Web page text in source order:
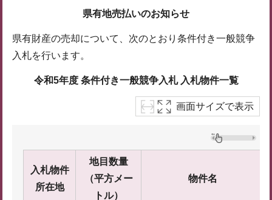
県有地売払いのお知らせ
県有財産の売却について、次のとおり条件付き一般競争
入札を行います。
令和5年度 条件付き一般競争入札 入札物件一覧
画面サイズで表示
入札物件
所在地
地目数量
（平方メー
トル）
物件名